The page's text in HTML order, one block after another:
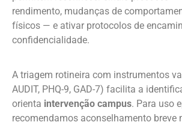
rendimento, mudanças de
físicos — e ativar protocolos de
confidencialidade.
A triagem rotineira com instrumentos
AUDIT, PHQ-9, GAD-7) facilita a
orienta intervenção campus. Para uso
recomendamos aconselhamento breve